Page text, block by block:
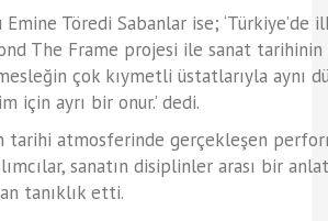
Emine Töredi Sabanlar ise;
The Frame projesi ile sanat tarihinin
çok kıymetli üstatlarıyla aynı
için ayrı bir onur.’ dedi.
tarihi atmosferinde gerçekleşen
sanatın disiplinler arası bir
tanıklık etti.